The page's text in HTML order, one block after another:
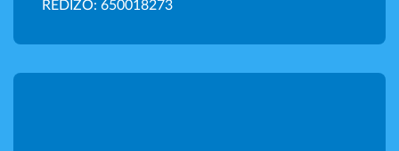
REDIZO: 650018273